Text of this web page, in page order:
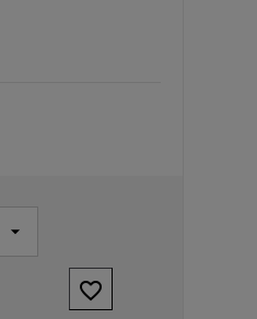
favorite_border